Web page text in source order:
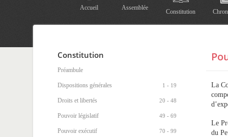
Accueil Assemblée
Constitution
Constitution
Préambule
1 - 19
Dispositions générales
20 - 48
Droits et libertés
49 - 69
Pouvoir législatif
70 - 99
Pouvoir exécutif
La
Le
du